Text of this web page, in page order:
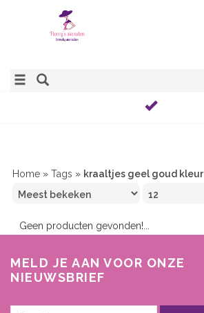
Home » Tags » kraaltjes geel goud kleur
Geen producten gevonden!...
MELD JE AAN VOOR ONZE
NIEUWSBRIEF